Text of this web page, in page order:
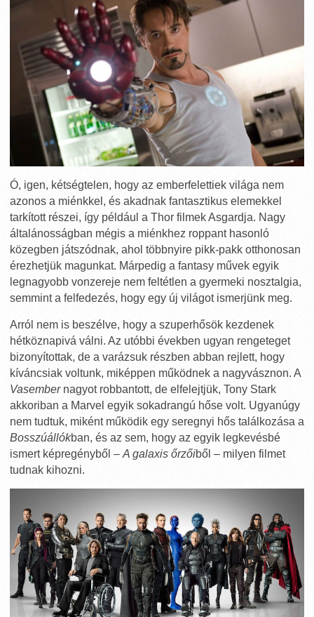
Ó, igen, kétségtelen, hogy az emberfelettiek világa nem
azonos a miénkkel, és akadnak fantasztikus elemekkel
tarkított részei, így például a Thor filmek Asgardja. Nagy
általánosságban mégis a miénkhez roppant hasonló
közegben játszódnak, ahol többnyire pikk-pakk otthonosan
érezhetjük magunkat. Márpedig a fantasy művek egyik
legnagyobb vonzereje nem feltétlen a gyermeki nosztalgia,
semmint a felfedezés, hogy egy új világot ismerjünk meg.
Arról nem is beszélve, hogy a szuperhősök kezdenek
hétköznapivá válni. Az utóbbi években ugyan rengeteget
bizonyítottak, de a varázsuk részben abban rejlett, hogy
kíváncsiak voltunk, miképpen működnek a nagyvásznon. A
Vasembernagyot robbantott, de elfelejtjük, Tony Stark
akkoriban a Marvel egyik sokadrangú hőse volt. Ugyanúgy
nem tudtuk, miként működik egy seregnyi hős találkozása a
Bosszúállókban, és az sem, hogy az egyik legkevésbé
ismert képregényből – A galaxis őrzőiből – milyen filmet
tudnak kihozni.